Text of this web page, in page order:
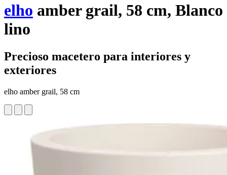
elho amber grail, 58 cm, Blanco
lino
Precioso macetero para interiores y
exteriores
elho amber grail, 58 cm